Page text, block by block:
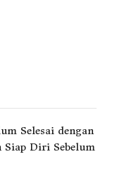
Selesai dengan
Diri Sebelum